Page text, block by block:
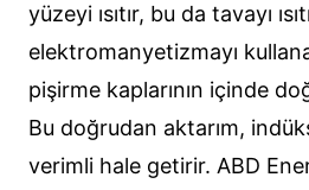
yüzeyi ısıtır, bu da tavayı
elektromanyetizmayı
pişirme kaplarının içinde
Bu doğrudan aktarım,
verimli hale getirir. ABD